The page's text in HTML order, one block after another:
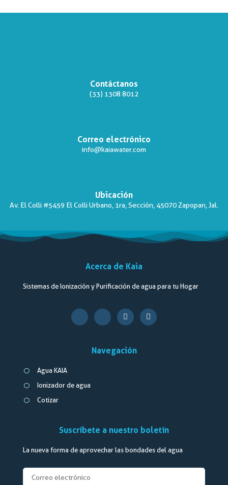
Contáctanos
(33) 1308 8012
Correo electrónico
info@kaiawater.com
Ubicación
Av. El Colli #5459 El Colli Urbano, 1ra, Sección, 45070 Zapopan, Jal.
Acerca de Kaia
Sistemas de Ionización y Purificación de agua para tu Hogar
Navegación
Agua KAIA
Ionizador de agua
Cotizar
Suscríbete a nuestro boletín
La nueva forma de aprovechar las bondades del agua